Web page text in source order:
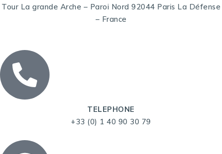
Tour La grande Arche – Paroi Nord 92044 Paris La Défense
– France
TELEPHONE
+33 (0) 1 40 90 30 79